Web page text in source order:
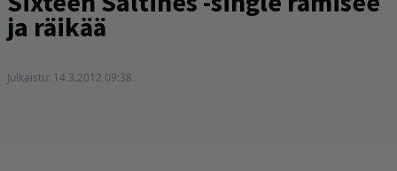
ja räikää
Julkaistu: 14.3.2012 09:38